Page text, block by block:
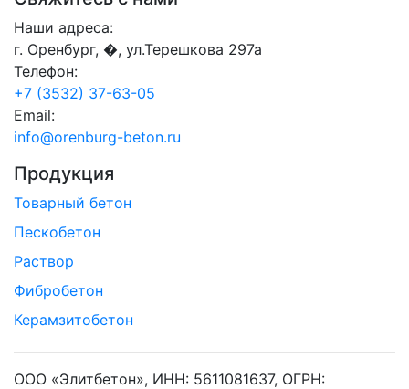
Наши адреса:
г. Оренбург, �, ул.Терешкова 297а
Телефон:
+7 (3532) 37-63-05
Email:
info@orenburg-beton.ru
Продукция
Товарный бетон
Пескобетон
Раствор
Фибробетон
Керамзитобетон
ООО «Элитбетон», ИНН: 5611081637, ОГРН: